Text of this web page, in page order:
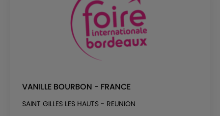
VANILLE BOURBON - FRANCE
SAINT GILLES LES HAUTS - REUNION